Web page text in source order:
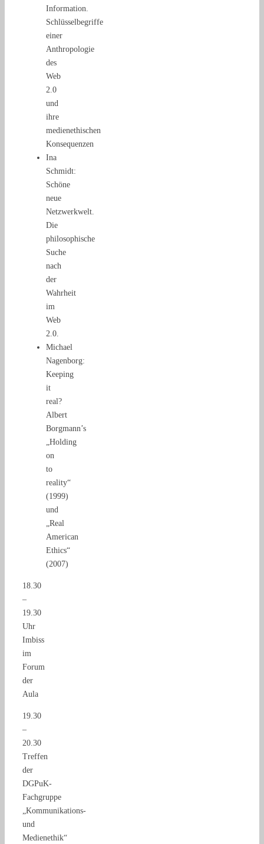
Information.
Schlüsselbegriffe
einer
Anthropologie
des
Web
2.0
und
ihre
medienethischen
Konsequenzen
Ina
Schmidt:
Schöne
neue
Netzwerkwelt.
Die
philosophische
Suche
nach
der
Wahrheit
im
Web
2.0.
Michael
Nagenborg:
Keeping
it
real?
Albert
Borgmann’s
„Holding
on
to
reality“
(1999)
und
„Real
American
Ethics“
(2007)
18.30
–
19.30
Uhr
Imbiss
im
Forum
der
Aula
19.30
–
20.30
Treffen
der
DGPuK-
Fachgruppe
„Kommunikations-
und
Medienethik“